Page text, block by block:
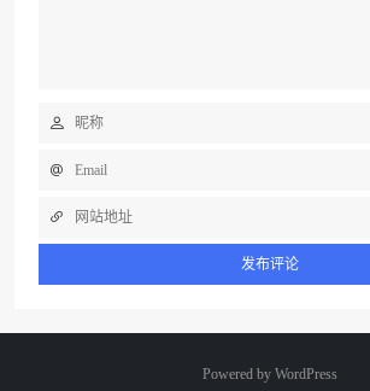
Powered by WordPress